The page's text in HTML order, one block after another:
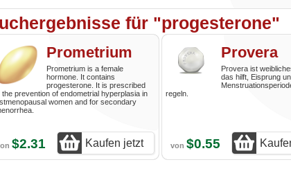
für "progesterone"
Prometrium
Prometrium is a female
hormone. It contains
progesterone. It is prescribed
the prevention of endometrial hyperplasia in
women and for secondary
$2.31 Kaufen jetzt
Provera
Provera ist
das hilft, Eisprung
regeln.
von $0.55